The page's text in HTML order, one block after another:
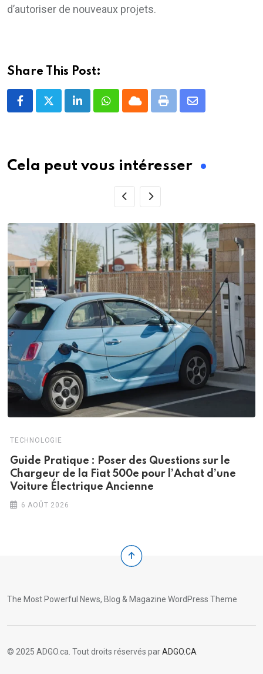
d’autoriser de nouveaux projets.
Share This Post:
LinkedInWhatsappCloudPrint
Share
Cela peut vous intéresser
TECHNOLOGIE
Guide Pratique : Poser des Questions sur le
Chargeur de la Fiat 500e pour l’Achat d’une
Voiture Électrique Ancienne
6 AOÛT 2026
The Most Powerful News, Blog & Magazine WordPress Theme
© 2025 ADGO.ca. Tout droits réservés parADGO.CA